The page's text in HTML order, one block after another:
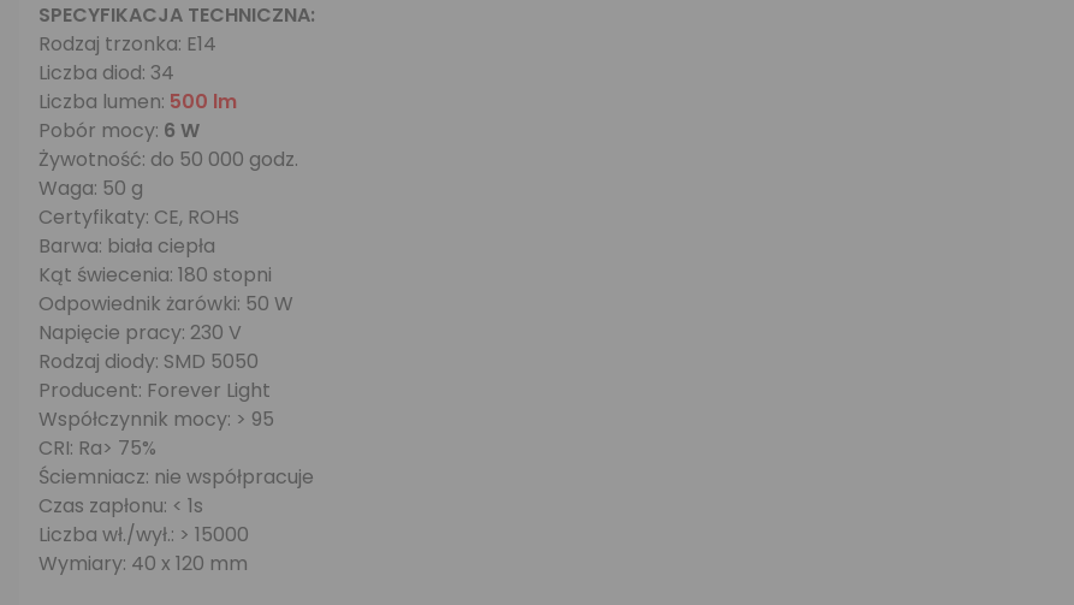
SPECYFIKACJA TECHNICZNA:
Rodzaj trzonka: E14
Liczba diod: 34
Liczba lumen: 500 lm
Pobór mocy: 6 W
Żywotność: do 50 000 godz.
Waga: 50 g
Certyfikaty: CE, ROHS
Barwa: biała ciepła
Kąt świecenia: 180 stopni
Odpowiednik żarówki: 50 W
Napięcie pracy: 230 V
Rodzaj diody: SMD 5050
Producent: Forever Light
Współczynnik mocy: > 95
CRI: Ra> 75%
Ściemniacz: nie współpracuje
Czas zapłonu: < 1s
Liczba wł./wył.: > 15000
Wymiary: 40 x 120 mm